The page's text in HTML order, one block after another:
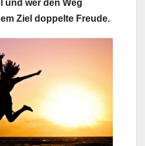
und wer den Weg
Ziel doppelte Freude.